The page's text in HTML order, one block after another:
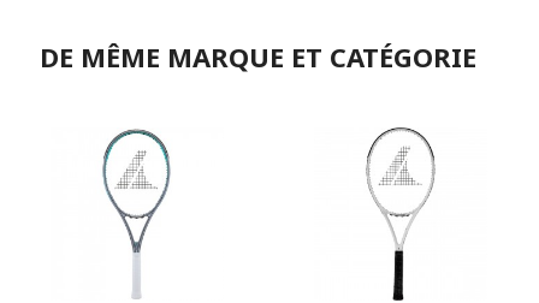
DE MÊME MARQUE ET CATÉGORIE